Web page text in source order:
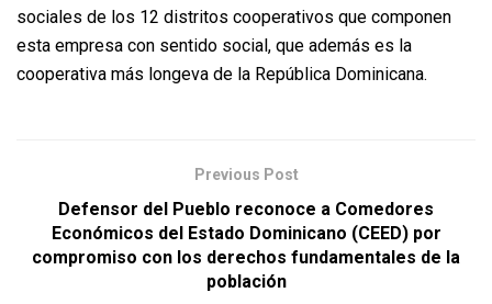
sociales de los 12 distritos cooperativos que componen
esta empresa con sentido social, que además es la
cooperativa más longeva de la República Dominicana.
Previous Post
Defensor del Pueblo reconoce a Comedores
Económicos del Estado Dominicano (CEED) por
compromiso con los derechos fundamentales de la
población